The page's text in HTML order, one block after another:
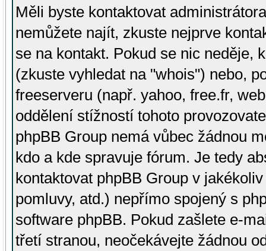
Měli byste kontaktovat
nemůžete najít, zkuste nejprve
se na kontakt. Pokud se nic neděje,
(zkuste vyhledat na "whois") nebo,
freeserveru (např. yahoo, free.fr,
oddělení stížností tohoto
phpBB Group nemá vůbec žádnou
kdo a kde spravuje fórum. Je tedy
kontaktovat phpBB Group v
pomluvy, atd.) nepřímo spojený s
software phpBB. Pokud zašlete e-
třetí stranou, neočekávejte žádnou